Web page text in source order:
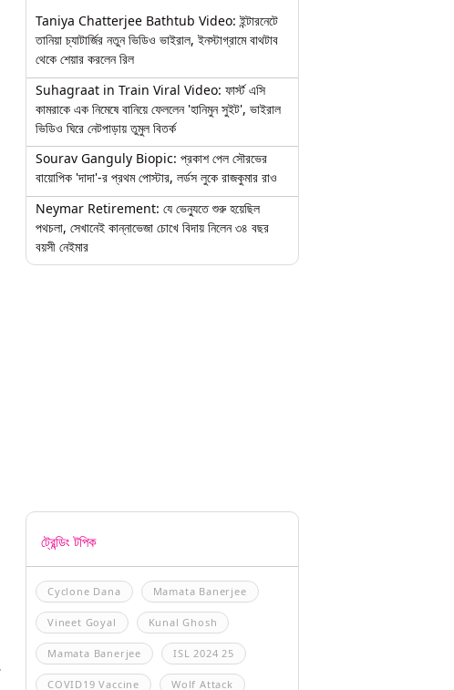
Taniya Chatterjee Bathtub Video: ইন্টারনেটে
তানিয়া চ্যাটার্জির নতুন ভিডিও ভাইরাল, ইনস্টাগ্রামে বাথটাব
থেকে শেয়ার করলেন রিল
Suhagraat in Train Viral Video: ফার্স্ট এসি
কামরাকে এক নিমেষে বানিয়ে ফেললেন 'হানিমুন সুইট', ভাইরাল
ভিডিও ঘিরে নেটপাড়ায় তুমুল বিতর্ক
Sourav Ganguly Biopic: প্রকাশ পেল সৌরভের
বায়োপিক 'দাদা'-র প্রথম পোস্টার, লর্ডস লুকে রাজকুমার রাও
Neymar Retirement: যে ভেন্যুতে শুরু হয়েছিল
পথচলা, সেখানেই কান্নাভেজা চোখে বিদায় নিলেন ৩৪ বছর
বয়সী নেইমার
ট্রেন্ডিং টপিক
Cyclone Dana Mamata Banerjee
Vineet Goyal Kunal Ghosh
Mamata Banerjee ISL 2024 25
COVID19 Vaccine Wolf Attack